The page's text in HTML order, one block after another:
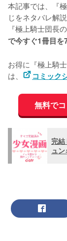
本記事では、『
じをネタバレ解
『極上騎士団長
で今すぐ1冊目を
お得に『極上騎
は、
コミック
無料で
完
ュ